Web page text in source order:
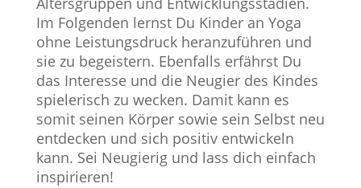
Im Folgenden lernst Du Kinder an Yoga
ohne Leistungsdruck heranzuführen und
sie zu begeistern. Ebenfalls erfährst Du
das Interesse und die Neugier des Kindes
spielerisch zu wecken. Damit kann es
somit seinen Körper sowie sein Selbst neu
entdecken und sich positiv entwickeln
kann. Sei Neugierig und lass dich einfach
inspirieren!